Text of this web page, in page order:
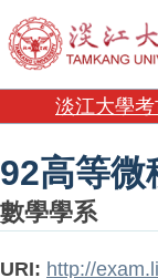
92高等微
淡江大學考
92高等微
數學學系
URI: http://